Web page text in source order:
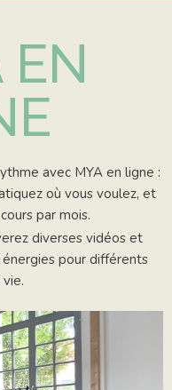
EN
avec MYA en ligne :
où vous voulez, et
par mois.
diverses vidéos et
pour différents